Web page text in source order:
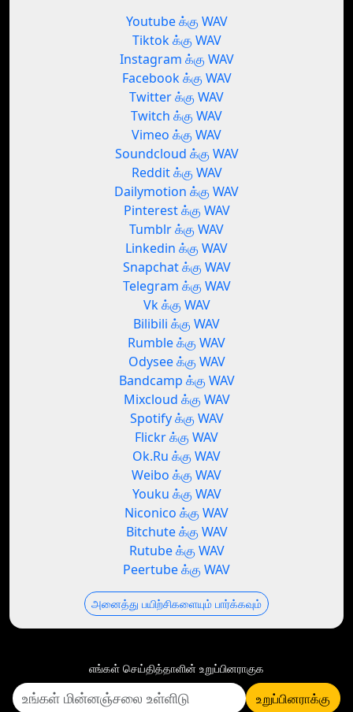
Youtube க்கு WAV
Tiktok க்கு WAV
Instagram க்கு WAV
Facebook க்கு WAV
Twitter க்கு WAV
Twitch க்கு WAV
Vimeo க்கு WAV
Soundcloud க்கு WAV
Reddit க்கு WAV
Dailymotion க்கு WAV
Pinterest க்கு WAV
Tumblr க்கு WAV
Linkedin க்கு WAV
Snapchat க்கு WAV
Telegram க்கு WAV
Vk க்கு WAV
Bilibili க்கு WAV
Rumble க்கு WAV
Odysee க்கு WAV
Bandcamp க்கு WAV
Mixcloud க்கு WAV
Spotify க்கு WAV
Flickr க்கு WAV
Ok.Ru க்கு WAV
Weibo க்கு WAV
Youku க்கு WAV
Niconico க்கு WAV
Bitchute க்கு WAV
Rutube க்கு WAV
Peertube க்கு WAV
அனைத்து பயிற்சிகளையும் பார்க்கவும்
எங்கள் செய்தித்தாளின் உறுப்பினராகுக
உறுப்பினராக்கு